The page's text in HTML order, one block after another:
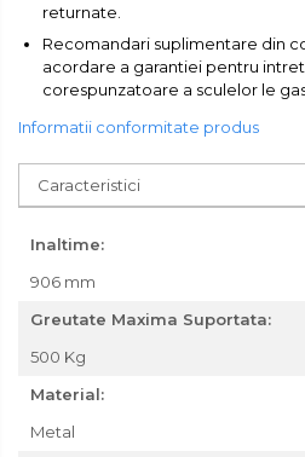
returnate.
Recomandari suplimentare din
acordare a garantiei pentru
corespunzatoare a sculelor le
Informatii conformitate produs
Caracteristici
Inaltime:
906 mm
Greutate Maxima Suportata:
500 Kg
Material:
Metal